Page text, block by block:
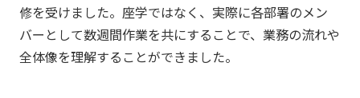
修を受けました。座学ではなく、実際に各部署のメン
バーとして数週間作業を共にすることで、業務の流れや
全体像を理解することができました。